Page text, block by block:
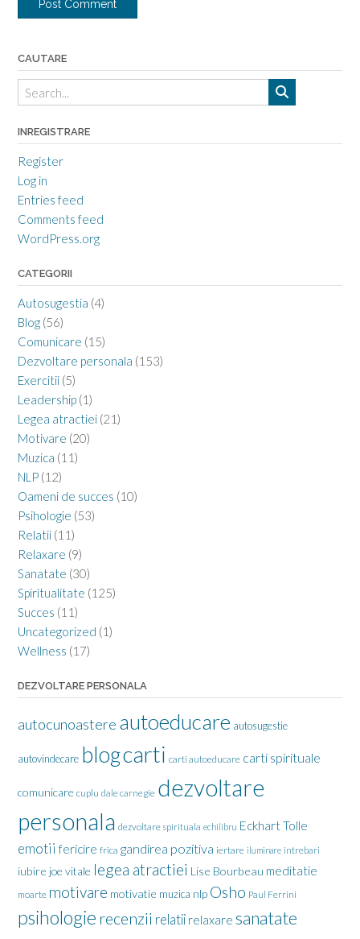
CAUTARE
INREGISTRARE
Register
Log in
Entries feed
Comments feed
WordPress.org
CATEGORII
Autosugestia (4)
Blog (56)
Comunicare (15)
Dezvoltare personala (153)
Exercitii (5)
Leadership (1)
Legea atractiei (21)
Motivare (20)
Muzica (11)
NLP (12)
Oameni de succes (10)
Psihologie (53)
Relatii (11)
Relaxare (9)
Sanatate (30)
Spiritualitate (125)
Succes (11)
Uncategorized (1)
Wellness (17)
DEZVOLTARE PERSONALA
autocunoastere autoeducare autosugestie
autovindecare blogcarti carti autoeducare carti spirituale
comunicare cuplu dale carnegie dezvoltare
personala dezvoltare spirituala echilibru Eckhart Tolle
emotii fericire frica gandirea pozitiva iertare iluminare intrebari
iubire joe vitale legea atractiei Lise Bourbeau meditatie
moarte motivare motivatie muzica nlp Osho Paul Ferrini
psihologie recenzii relatii relaxare sanatate